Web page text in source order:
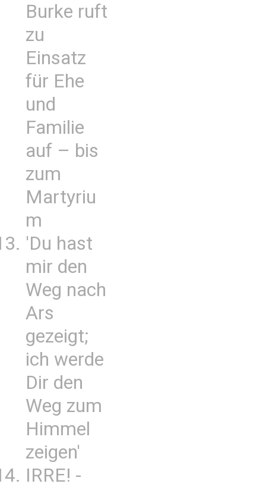
Burke ruft
zu
Einsatz
für Ehe
und
Familie
auf – bis
zum
Martyriu
m
'Du hast
mir den
Weg nach
Ars
gezeigt;
ich werde
Dir den
Weg zum
Himmel
zeigen'
IRRE! -